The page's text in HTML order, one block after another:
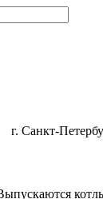
г. Санкт-